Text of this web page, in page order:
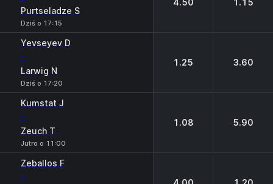
Purtseladze S
Dziś o 17:15
4.50 1.15
Yevseyev D
-
Larwig N
Dziś o 17:20
1.25 3.60
Kumstat J
-
Zeuch T
Jutro o 11:00
1.08 5.90
Zeballos F
-